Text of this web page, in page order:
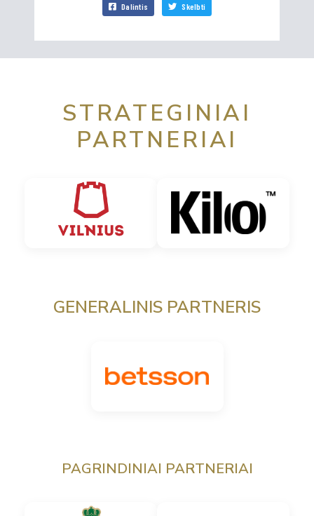
Dalintis Skelbti
STRATEGINIAI
PARTNERIAI
GENERALINIS PARTNERIS
PAGRINDINIAI PARTNERIAI